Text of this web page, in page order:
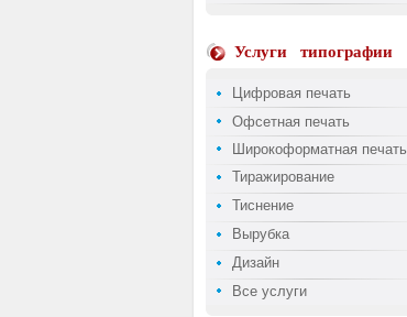
Услуги типографии
Цифровая печать
Офсетная печать
Широкоформатная печать
Тиражирование
Тиснение
Вырубка
Дизайн
Все услуги